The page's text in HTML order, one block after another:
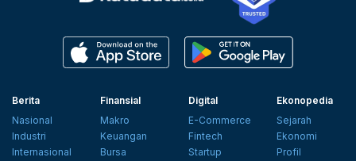
Berita
Nasional
Industri
Internasional
Finansial
Makro
Keuangan
Bursa
Digital
E-Commerce
Fintech
Startup
Ekonopedia
Sejarah
Ekonomi
Profil